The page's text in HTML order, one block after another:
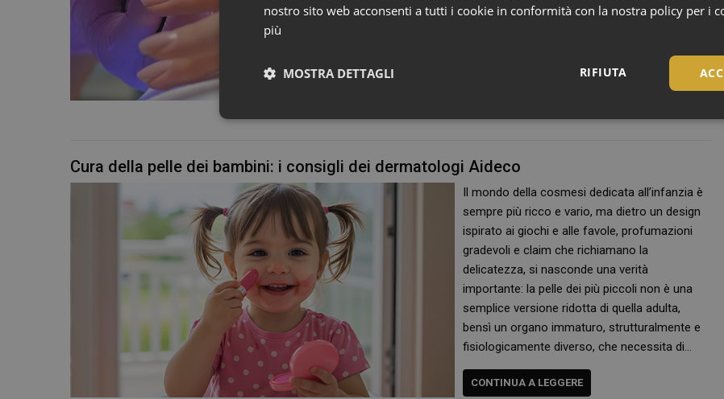
semipermanenti e gel Uv per le unghie. Le
Commissione Europea ha vietato 21…
Cura della pelle dei bambini: i consigli dei dermatologi Aideco
Il mondo della cosmesi dedicata all’infanzia è
sempre più ricco e vario, ma dietro un design
ispirato ai giochi e alle favole, profumazioni
gradevoli e claim che richiamano la
delicatezza, si nasconde una verità
importante: la pelle dei più piccoli non è una
semplice versione ridotta di quella adulta,
bensì un organo immaturo, strutturalmente e
fisiologicamente diverso, che necessita di…
CONTINUA A LEGGERE
nostro sito web acconsenti a tutti i cookie in conformità con la nostra policy per i
più
RIFIUTA
MOSTRA DETTAGLI
Necessari
Necessari
I cookie necessari contribuiscono a rendere fruibile il sito web abilitandone funzionalità di base quali la
e l'accesso alle aree protette del sito. Il sito web non è in grado di funzionare correttamente senza questi
NOME
SCADENZA
DESCRIZIONE
PHPSESSID
Sessione
Cookie generato da applicazioni
PHP. Si tratta di un identificatore
mantenere le variabili di sessione
è un numero generato in modo
viene utilizzato può essere specifico
buon esempio è mantenere uno
utente tra le pagine.